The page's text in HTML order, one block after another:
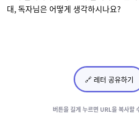
대, 독자님은 어떻게 생각하시나요?
🔗 레터 공유하기
버튼을 길게 누르면 URL을 복사할